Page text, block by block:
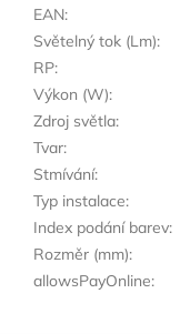
EAN:
Světelný tok (Lm):
RP:
Výkon (W):
Zdroj světla:
Tvar:
Stmívání:
Typ instalace:
Index podání barev:
Rozměr (mm):
allowsPayOnline: